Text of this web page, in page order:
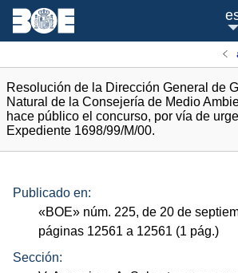
Resolución de la Dirección General de
Natural de la Consejería de Medio
hace público el concurso, por vía de
Expediente 1698/99/M/00.
Publicado en:
«BOE» núm. 225, de 20 de
páginas 12561 a 12561 (1 pág.)
Sección: